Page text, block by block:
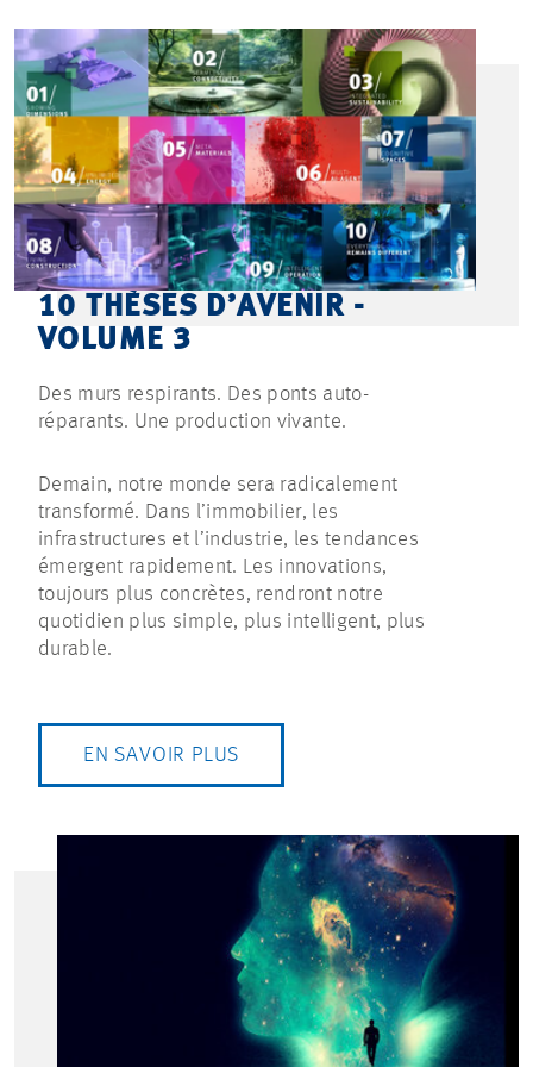
10 THÈSES D’AVENIR -
VOLUME 3
Des murs respirants. Des ponts auto-
réparants. Une production vivante.
Demain, notre monde sera radicalement
transformé. Dans l’immobilier, les
infrastructures et l’industrie, les tendances
émergent rapidement. Les innovations,
toujours plus concrètes, rendront notre
quotidien plus simple, plus intelligent, plus
durable.
EN SAVOIR PLUS